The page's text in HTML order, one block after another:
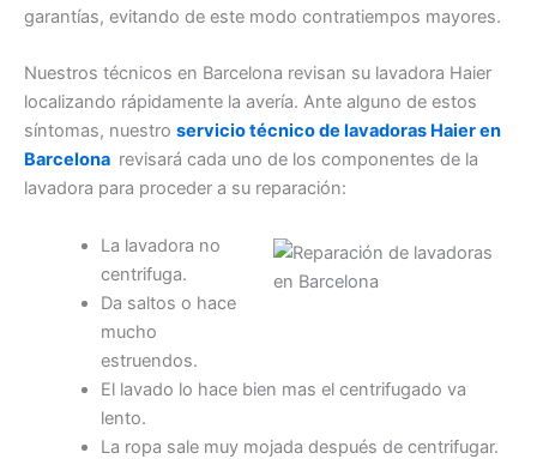
garantías, evitando de este modo contratiempos mayores.
Nuestros técnicos en Barcelona revisan su lavadora Haier
localizando rápidamente la avería. Ante alguno de estos
síntomas, nuestro servicio técnico de lavadoras Haier en
Barcelona revisará cada uno de los componentes de la
lavadora para proceder a su reparación:
La lavadora no
centrifuga.
Da saltos o hace
mucho
estruendos.
El lavado lo hace bien mas el centrifugado va
lento.
La ropa sale muy mojada después de centrifugar.